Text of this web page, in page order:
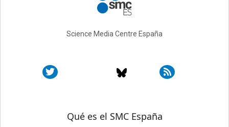
Science Media Centre España
Sobre SMC España
Qué es el SMC España